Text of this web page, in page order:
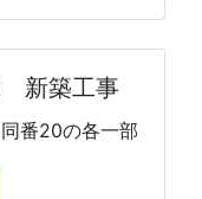
新築工事
番20の各一部